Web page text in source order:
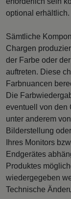
optional erhältlich.
Sämtliche
Chargen
der Farbe oder
auftreten. Diese
Farbnuancen
Die
eventuell von den
unter anderem
Bilderstellung
Ihres Monitors
Endgerätes
Produktes
wiedergegeben
Technische